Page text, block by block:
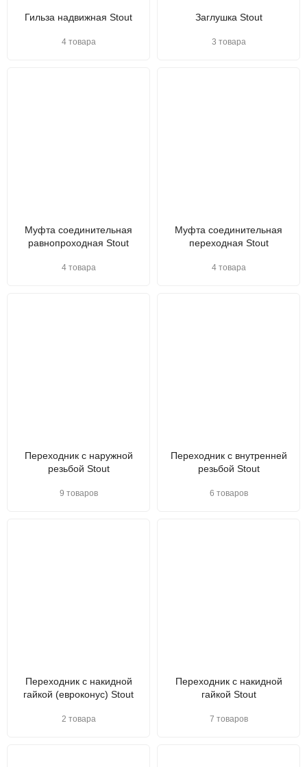
Гильза надвижная Stout
4 товара
Заглушка Stout
3 товара
Муфта соединительная
равнопроходная Stout
4 товара
Муфта соединительная
переходная Stout
4 товара
Переходник с наружной
резьбой Stout
9 товаров
Переходник с внутренней
резьбой Stout
6 товаров
Переходник с накидной
гайкой (евроконус) Stout
2 товара
Переходник с накидной
гайкой Stout
7 товаров